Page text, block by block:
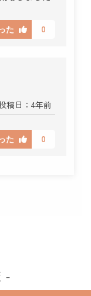
た 0
稿日：4年前
た 0